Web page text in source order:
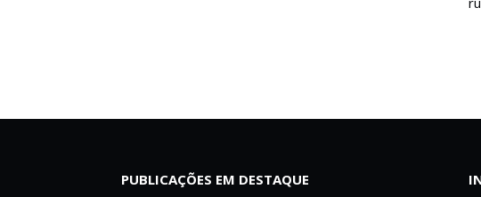
PUBLICAÇÕES EM DESTAQUE